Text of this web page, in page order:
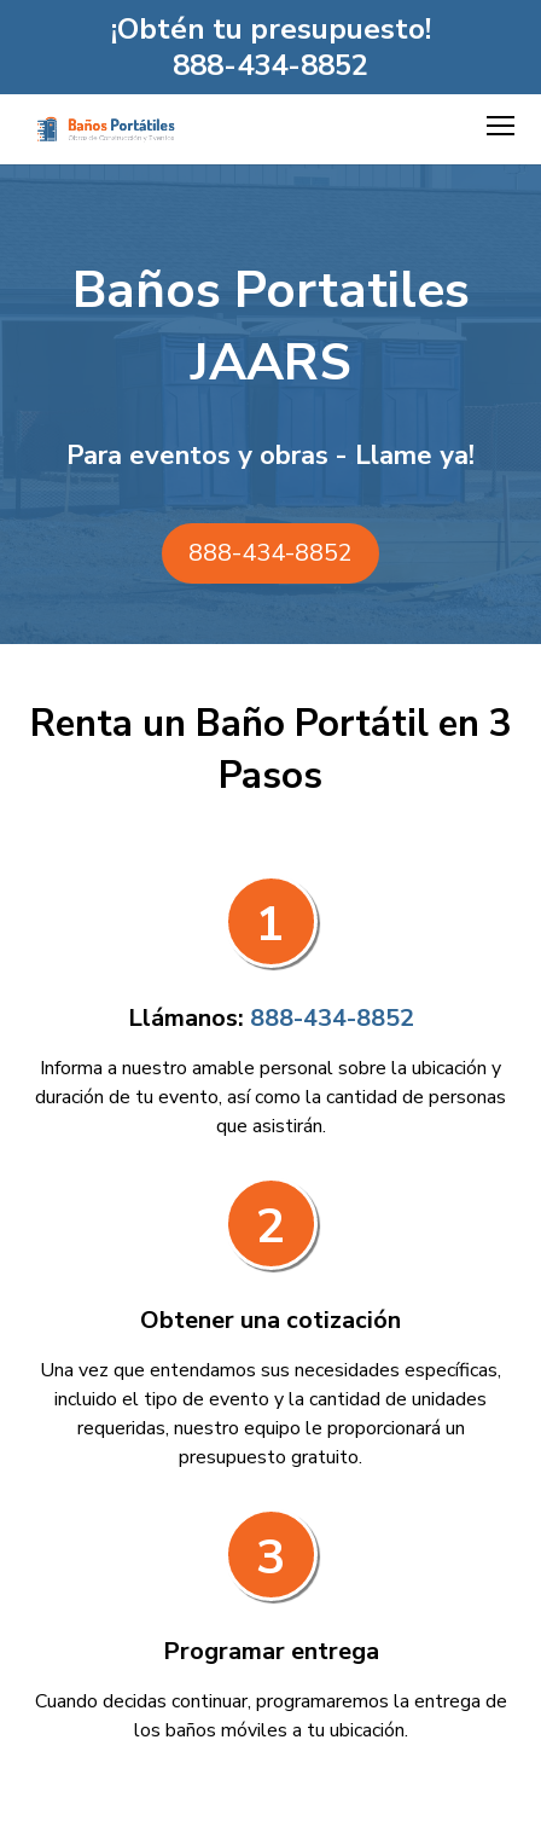
¡Obtén tu presupuesto!
888-434-8852
Baños Portatiles
JAARS
Para eventos y obras - Llame ya!
888-434-8852
Renta un Baño Portátil en 3
Pasos
1
Llámanos: 888-434-8852
Informa a nuestro amable personal sobre la ubicación y
duración de tu evento, así como la cantidad de personas
que asistirán.
2
Obtener una cotización
Una vez que entendamos sus necesidades específicas,
incluido el tipo de evento y la cantidad de unidades
requeridas, nuestro equipo le proporcionará un
presupuesto gratuito.
3
Programar entrega
Cuando decidas continuar, programaremos la entrega de
los baños móviles a tu ubicación.